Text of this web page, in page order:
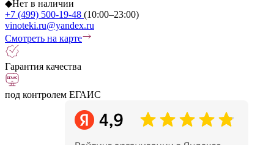
◆Нет в наличии
+7 (499) 500-19-48 (10:00–23:00)
vinoteki.ru@yandex.ru
Смотреть на карте
Гарантия качества
под контролем ЕГАИС